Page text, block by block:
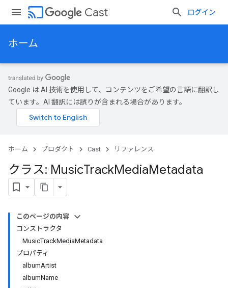
cast Cast ログイン
ホーム
Google は AI 技術を使用して、コンテンツをご希望の言語に翻訳し
ています。AI 翻訳には誤りが含まれる場合があります。
ホーム プロダクト Cast リファレンス
クラス: MusicTrackMediaMetadata
このページの内容
コンストラクタ
MusicTrackMediaMetadata
プロパティ
albumArtist
albumName